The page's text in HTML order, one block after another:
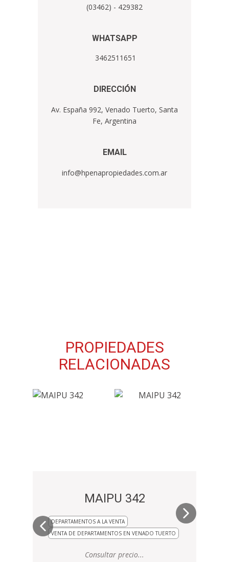
(03462) - 429382
WHATSAPP
3462511651
DIRECCIÓN
Av. España 992, Venado Tuerto, Santa
Fe, Argentina
EMA​IL
info@hpenapropiedades.com.ar
PROPIEDADES
RELACIONADAS
MAIPU 342
DEPARTAMENTOS A LA VENTA
VENTA DE DEPARTAMENTOS EN VENADO TUERTO
Consultar precio...